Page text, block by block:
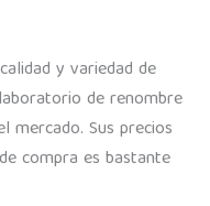
y variedad de
de renombre
mercado. Sus precios
compra es bastante